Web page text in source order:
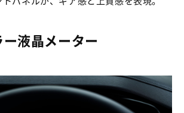
液晶メーター